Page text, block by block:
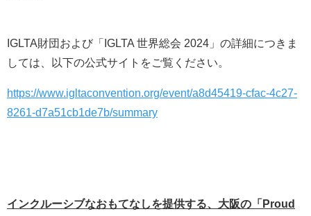
IGLTA財団および「IGLTA 世界総会 2024」の詳細につきま
しては、以下の公式サイトをご覧ください。
https://www.igltaconvention.org/event/a8d45419-cfac-4c27-
8261-d7a51cb1de7b/summary
インクルーシブなおもてなしを提供する、大阪の「Proud